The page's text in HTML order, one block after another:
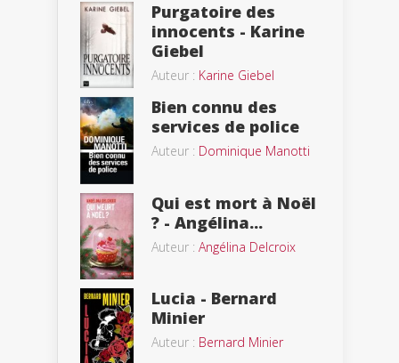
Purgatoire des
innocents - Karine
Giebel
Auteur : Karine Giebel
Bien connu des
services de police
Auteur : Dominique Manotti
Qui est mort à Noël
? - Angélina...
Auteur : Angélina Delcroix
Lucia - Bernard
Minier
Auteur : Bernard Minier